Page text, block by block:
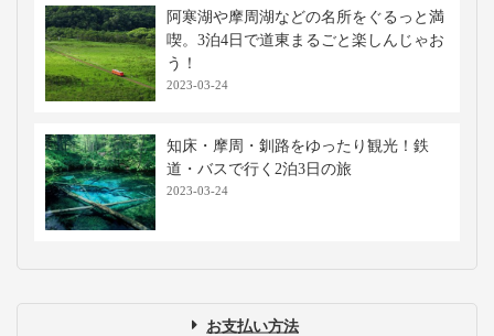
阿寒湖や摩周湖などの名所をぐるっと満
喫。3泊4日で道東まるごと楽しんじゃお
う！
2023-03-24
知床・摩周・釧路をゆったり観光！鉄
道・バスで行く2泊3日の旅
2023-03-24
お支払い方法